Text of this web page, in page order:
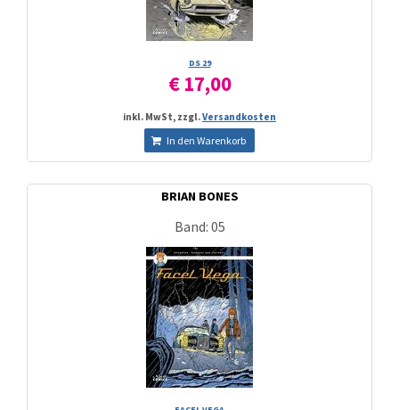
DS 29
€ 17,00
inkl. MwSt, zzgl.Versandkosten
In den Warenkorb
BRIAN BONES
Band: 05